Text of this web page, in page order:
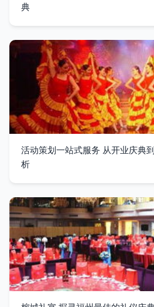
典
活动策划一站式服务 从开业庆典
析